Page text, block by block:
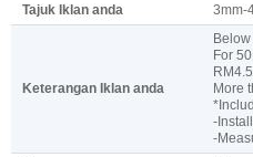
Tajuk Iklan anda 3mm-
Keterangan Iklan anda
For
More
-
-